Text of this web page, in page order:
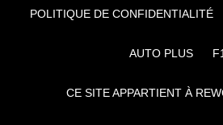
POLITIQUE DE CONFIDENTIALITÉ
AUTO PLUS
CE SITE APPARTIENT À